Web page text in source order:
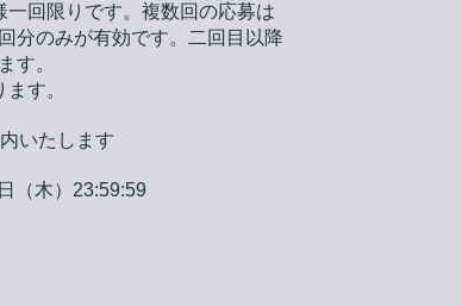
回限りです。複数回の応募は
分のみが有効です。二回目以降
す。
す。
いたします
（木）23:59:59